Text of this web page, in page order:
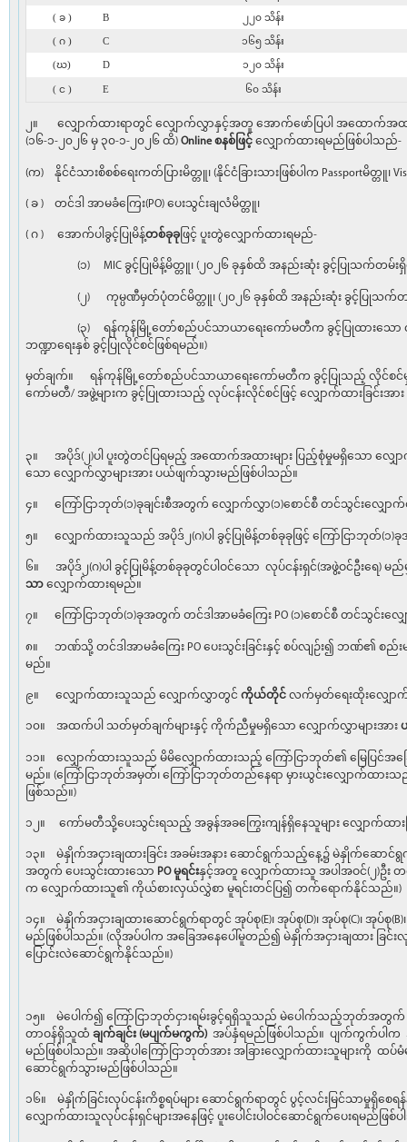
( ခ ) B ၂၂၀ သိန်း
( ဂ ) C ၁၆၅ သိန်း
(ဃ) D ၁၂၀ သိန်း
( င ) E ၆၀ သိန်း
၂။ လျှောက်ထားရာတွင် လျှောက်လွှာနှင့်အတူ အောက်ဖော်ပြပါ အထောက်အထားမ
(၁၆-၁-၂၀၂၆ မှ ၃၀-၁-၂၀၂၆ ထိ)Online စနစ်ဖြင့် လျှောက်ထားရမည်ဖြစ်ပါသည်-
(က) နိုင်ငံသားစိစစ်ရေးကတ်ပြားမိတ္တူ၊ (နိုင်ငံခြားသားဖြစ်ပါက Passportမိတ္
( ခ ) တင်ဒါ အာမခံကြေး(PO) ပေးသွင်းချလံမိတ္တူ၊
( ဂ ) အောက်ပါခွင့်ပြုမိန့်တစ်ခုခု ဖြင့် ပူးတွဲလျှောက်ထားရမည်-
(၁) MIC ခွင့်ပြုမိန့်မိတ္တူ၊ (၂၀၂၆ ခုနှစ်ထိ အနည်းဆုံး ခွင့်ပြုသက်တမ်းရှိ
(၂) ကုမ္ပဏီမှတ်ပုံတင်မိတ္တူ၊ (၂၀၂၆ ခုနှစ်ထိ အနည်းဆုံး ခွင့်ပြုသက်တမ်း
(၃) ရန်ကုန်မြို့တော်စည်ပင်သာယာရေးကော်မတီက ခွင့်ပြုထားသော လုပ်င
ဘဏ္ဍာရေးနှစ် ခွင့်ပြုလိုင်စင်ဖြစ်ရမည်။)
မှတ်ချက်။ ရန်ကုန်မြို့တော်စည်ပင်သာယာရေးကော်မတီက ခွင့်ပြုသည့် လိုင်စင်
ကော်မတီ/ အဖွဲ့များက ခွင့်ပြုထားသည့် လုပ်ငန်းလိုင်စင်ဖြင့် လျှောက်ထား
၃။ အပိုဒ်(၂)ပါ ပူးတွဲတင်ပြရမည့် အထောက်အထားများ ပြည့်စုံမှုမရှိသော လျှော
သော လျှောက်လွှာများအား ပယ်ဖျက်သွားမည်ဖြစ်ပါသည်။
၄။ ကြော်ငြာဘုတ်(၁)ခုချင်းစီအတွက် လျှောက်လွှာ(၁)စောင်စီ တင်သွင်းလျှောက်
၅။ လျှောက်ထားသူသည် အပိုဒ်၂(ဂ)ပါ ခွင့်ပြုမိန့်တစ်ခုခုဖြင့် ကြော်ငြာဘုတ်(၁
၆။ အပိုဒ်၂(ဂ)ပါ ခွင့်ပြုမိန့်တစ်ခုခုတွင်ပါဝင်သော လုပ်ငန်းရှင်(အဖွဲ့ဝင်ဦးရေ)
သာ လျှောက်ထားရမည်။
၇။ ကြော်ငြာဘုတ်(၁)ခုအတွက် တင်ဒါအာမခံကြေး PO (၁)စောင်စီ တင်သွင်းလျှ
၈။ ဘဏ်သို့ တင်ဒါအာမခံကြေး PO ပေးသွင်းခြင်းနှင့် စပ်လျဉ်း၍ ဘဏ်၏ စည်း
မည်။
၉။ လျှောက်ထားသူသည် လျှောက်လွှာတွင်ကိုယ်တိုင် လက်မှတ်ရေးထိုးလျှော
၁၀။ အထက်ပါ သတ်မှတ်ချက်များနှင့် ကိုက်ညီမှုမရှိသော လျှောက်လွှာများအား
၁၁။ လျှောက်ထားသူသည် မိမိလျှောက်ထားသည့် ကြော်ငြာဘုတ်၏ မြေပြင်အခ
မည်။ (ကြော်ငြာဘုတ်အမှတ်၊ ကြော်ငြာဘုတ်တည်နေရာ မှားယွင်းလျှောက်ထ
ဖြစ်သည်။)
၁၂။ ကော်မတီသို့ပေးသွင်းရသည့် အခွန်အခကြွေးကျန်ရှိနေသူများ လျှောက်ထ
၁၃။ မဲနှိုက်အငှားချထားခြင်း အခမ်းအနား ဆောင်ရွက်သည့်နေ့၌ မဲနှိုက်ဆေ
အတွက် ပေးသွင်းထားသော POမူရင်းနှင့်အတူ လျှောက်ထားသူ အပါအဝင်(၂)ဦ
က လျှောက်ထားသူ၏ ကိုယ်စားလှယ်လွှဲစာ မူရင်းတင်ပြ၍ တက်ရောက်နိုင်သည်။)
၁၄။ မဲနှိုက်အငှားချထားဆောင်ရွက်ရာတွင် အုပ်စု(E)၊ အုပ်စု(D)၊ အုပ်စု(C)၊ အုပ်
မည်ဖြစ်ပါသည်။ (လိုအပ်ပါက အခြေအနေပေါ်မူတည်၍ မဲနှိုက်အငှားချထား ခြ
ပြောင်းလဲဆောင်ရွက်နိုင်သည်။)
၁၅။ မဲပေါက်၍ ကြော်ငြာဘုတ်ငှားရမ်းခွင့်ရရှိသူသည် မဲပေါက်သည့်ဘုတ်အတွက် ပ
တာဝန်ရှိသူထံချက်ချင်း (မပျက်မကွက်)အပ်နှံရမည်ဖြစ်ပါသည်။ ပျက်ကွက်ပါက အ
မည်ဖြစ်ပါသည်။ အဆိုပါကြော်ငြာဘုတ်အား အခြားလျှောက်ထားသူများကို ထ
ဆောင်ရွက်သွားမည်ဖြစ်ပါသည်။
၁၆။ မဲနှိုက်ခြင်းလုပ်ငန်းကိစ္စရပ်များ ဆောင်ရွက်ရာတွင် ပွင့်လင်းမြင်သာမှုရှိစေ
လျှောက်ထားသူလုပ်ငန်းရှင်များအနေဖြင့် ပူးပေါင်းပါဝင်ဆောင်ရွက်ပေးရမည်ဖြစ်